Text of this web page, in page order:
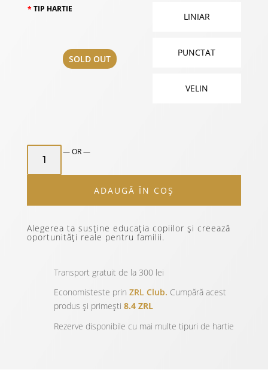
SOLD OUT
TIP HARTIE
LINIAR
PUNCTAT
VELIN
CANTITATE
ZURIELL
TRAVEL
-
CRACIUN
— OR —
ADAUGĂ ÎN COȘ
Alegerea ta susține educația copiilor și creează
oportunități reale pentru familii.
Transport gratuit de la 300 lei
Economisteste prin ZRL Club. Cumpără acest
produs și primești 8.4 ZRL
Rezerve disponibile cu mai multe tipuri de hartie